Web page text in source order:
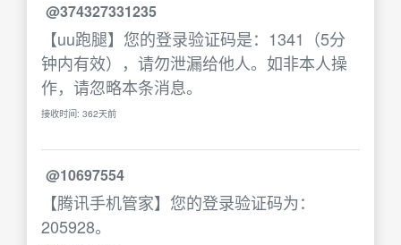
@374327331235
【uu跑腿】您的登录验证码是：1341（5分
钟内有效），请勿泄漏给他人。如非本人操
作，请忽略本条消息。
接收时间: 362天前
@10697554
【腾讯手机管家】您的登录验证码为：
205928。